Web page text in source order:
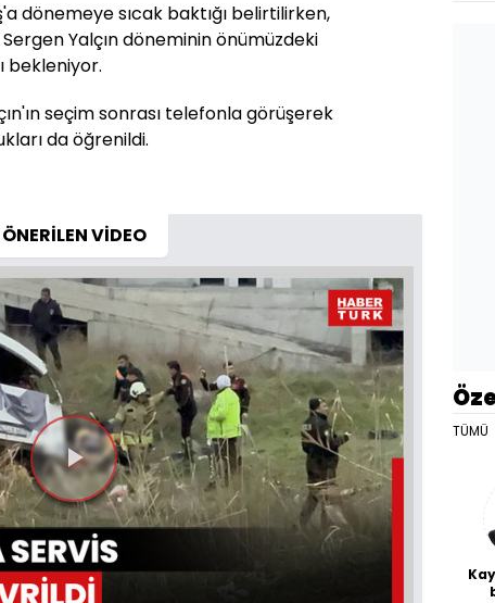
dönemeye sıcak baktığı belirtilirken,
Yalçın döneminin önümüzdeki
bekleniyor.
seçim sonrası telefonla görüşerek
da öğrenildi.
ÖNERİLEN VİDEO
Videoyu
Oynat
TÜMÜ